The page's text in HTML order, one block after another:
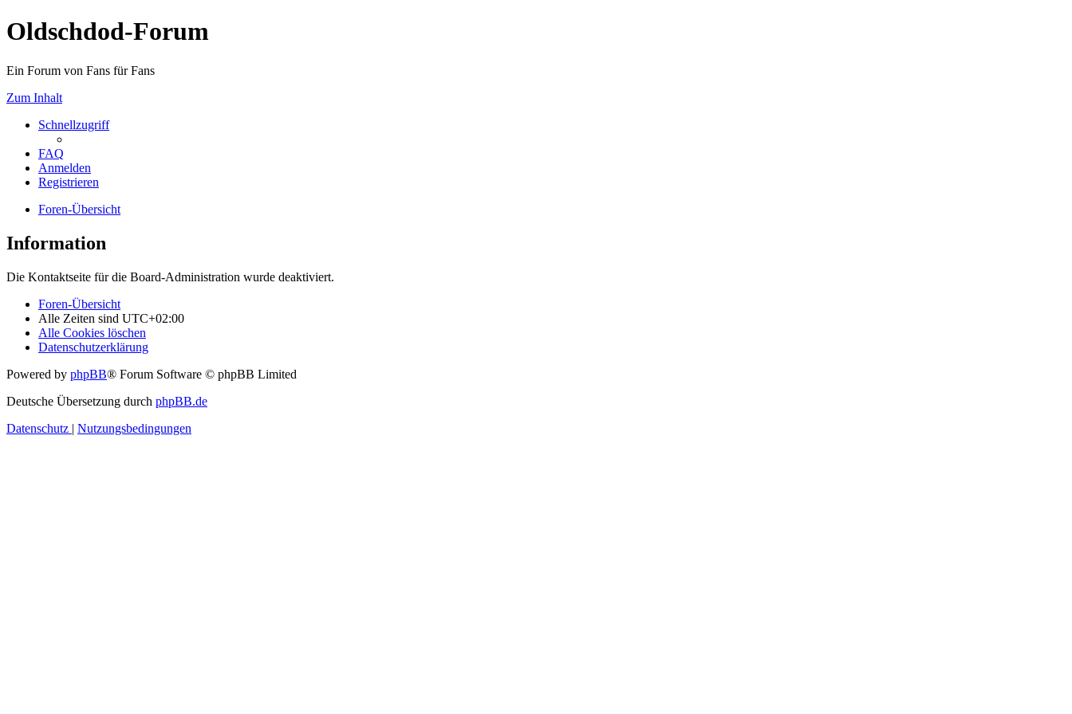
Oldschdod-Forum
Ein Forum von Fans für Fans
Zum Inhalt
Schnellzugriff
FAQ
Anmelden
Registrieren
Foren-Übersicht
Information
Die Kontaktseite für die Board-Administration wurde deaktiviert.
Foren-Übersicht
Alle Zeiten sind UTC+02:00
Alle Cookies löschen
Datenschutzerklärung
Powered by phpBB® Forum Software © phpBB Limited
Deutsche Übersetzung durch phpBB.de
Datenschutz | Nutzungsbedingungen